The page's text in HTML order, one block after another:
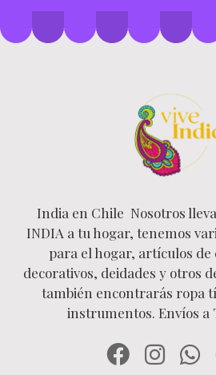
India en Chile Nosotros
INDIA a tu hogar, tenemos
para el hogar, artículos
decorativos, deidades y otros
también encontrarás ropa
instrumentos. Envíos a